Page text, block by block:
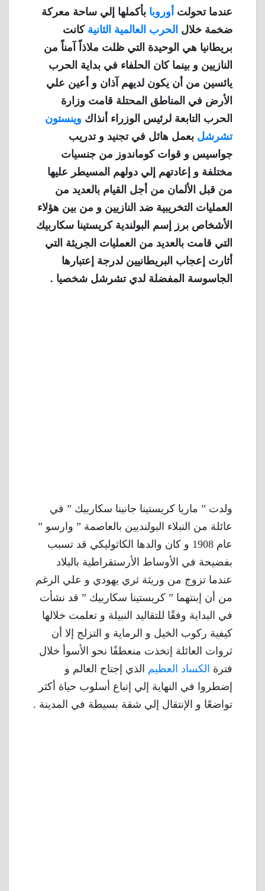
عندما تحولت أوروبا بأكملها إلي ساحة معركة
ضخمة خلال الحرب العالمية الثانية كانت
بريطانيا هي الوحيدة التي ظلت ملاذاً آمناً من
النازيين و بينما كان الحلفاء في بداية الحرب
يائسين من أن يكون لديهم آذان و أعين علي
الأرض في المناطق المحتلة قامت وزارة
الحرب التابعة لرئيس الوزراء أنذاك وينستون
تشرشل بعمل هائل في تجنيد و تدريب
جواسيس و قوات كوماندوز من جنسيات
مختلفة و إعادتهم إلي دولهم المسيطر عليها
من قبل الألمان من أجل القيام بالعديد من
العمليات التخريبية ضد النازيين و من بين هؤلاء
الأشخاص برز إسم البولندية كريستينا سكاربيك
التي قامت بالعديد من العمليات الجريئة التي
أثارت إعجاب البريطانيين لدرجة إعتبارها
الجاسوسة المفضلة لدي تشرشل شخصيا .
ولدت ” ماريا كريستينا جانينا سكاربيك ” في
عائلة من النبلاء البولنديين بالعاصمة ” وارسو ”
عام 1908 و كان والدها الكاثوليكي قد تسبب
بفضيحة في الأوساط الأرستقراطية بالبلاد
عندما تزوج من وريثة ثري يهودي و علي الرغم
من أن إبنتهما ” كريستينا سكاربيك ” قد نشأت
في البداية وفقًا للتقاليد النبيلة و تعلمت خلالها
كيفية ركوب الخيل و الرماية و التزلج إلا أن
ثروات العائلة إتخذت منعطفًا نحو الأسوأ خلال
فترة الكساد العظيم الذي إجتاح العالم و
إضطروا في النهاية إلي إتباع أسلوب حياة أكثر
تواضعًا و الإنتقال إلي شقة بسيطة في المدينة .